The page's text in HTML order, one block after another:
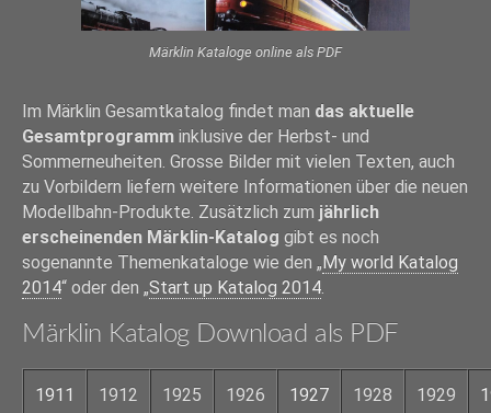
Märklin Kataloge online als PDF
Im Märklin Gesamtkatalog findet man das aktuelle
Gesamtprogramm inklusive der Herbst- und
Sommerneuheiten. Grosse Bilder mit vielen Texten, auch
zu Vorbildern liefern weitere Informationen über die neuen
Modellbahn-Produkte. Zusätzlich zum jährlich
erscheinenden Märklin-Katalog gibt es noch
sogenannte Themenkataloge wie den „My world Katalog
2014“ oder den „Start up Katalog 2014.
Märklin Katalog Download als PDF
1911 1912 1925 1926 1927 1928 1929